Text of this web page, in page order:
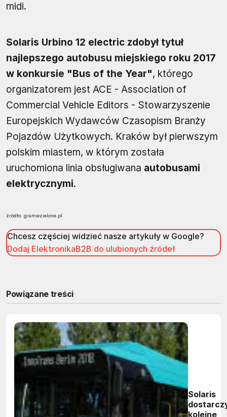
midi.
Solaris Urbino 12 electric zdobył tytuł
najlepszego autobusu miejskiego roku 2017
w konkursie "Bus of the Year", którego
organizatorem jest ACE - Association of
Commercial Vehicle Editors - Stowarzyszenie
Europejskich Wydawców Czasopism Branży
Pojazdów Użytkowych. Kraków był pierwszym
polskim miastem, w którym została
uruchomiona linia obsługiwana autobusami
elektrycznymi.
źródło: gramwzielone.pl
Chcesz częściej widzieć nasze artykuły w Google?
Dodaj ElektronikaB2B do ulubionych źródeł
Powiązane treści
Solaris
kolejne